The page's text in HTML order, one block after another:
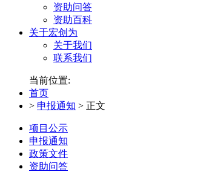
资助问答
资助百科
关于宏创为
关于我们
联系我们
当前位置:
首页
> 申报通知 > 正文
项目公示
申报通知
政策文件
资助问答